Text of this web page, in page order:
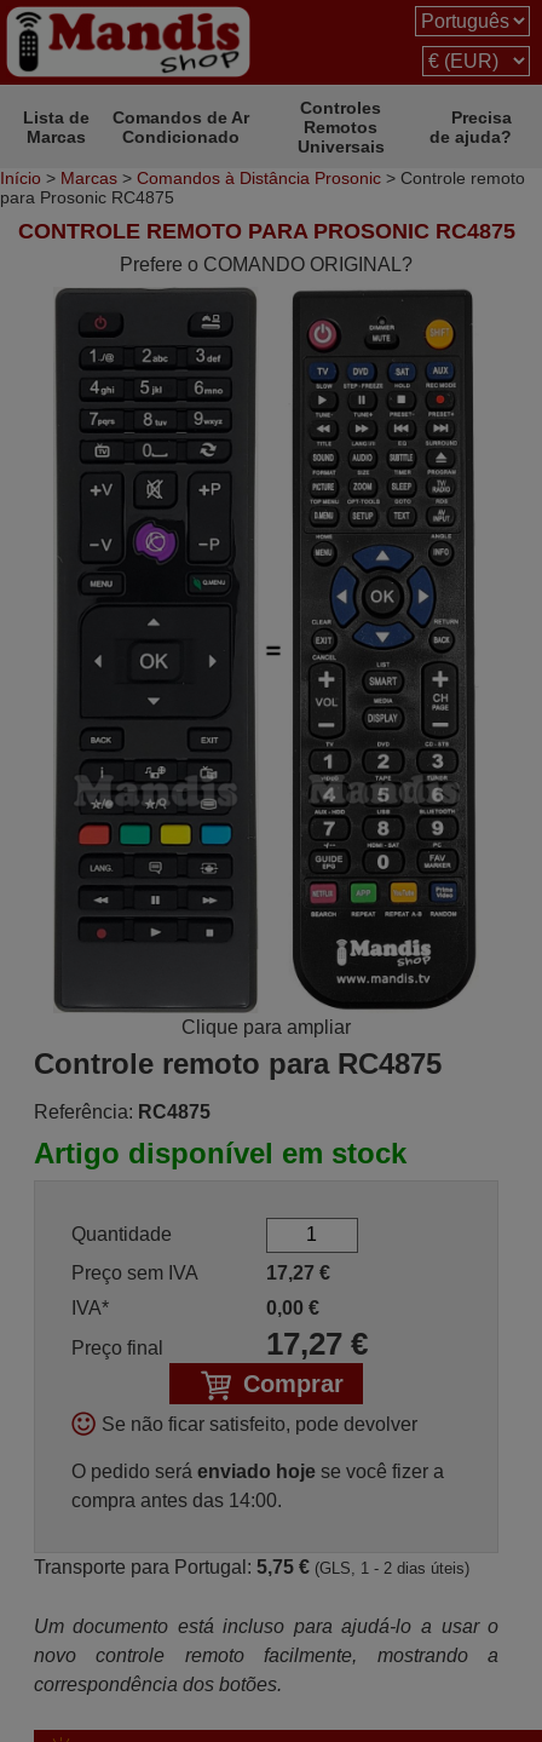
Lista de
Marcas
Comandos de Ar
Condicionado
Controles
Remotos
Universais
Precisa
de ajuda?
Início > Marcas > Comandos à Distância Prosonic > Controle remoto
para Prosonic RC4875
CONTROLE REMOTO PARA PROSONIC RC4875
Prefere o COMANDO ORIGINAL?
Clique para ampliar
Controle remoto para RC4875
Referência: RC4875
Artigo disponível em stock
Quantidade
Preço sem IVA
17,27 €
IVA*
0,00 €
Preço final
17,27€
Comprar
Se não ficar satisfeito, pode devolver
O pedido será enviado hojese você fizer a
compra antes das 14:00.
Transporte para Portugal: 5,75 € (GLS, 1 - 2 dias úteis)
Um documento está incluso para ajudá-lo a usar o
novo controle remoto facilmente, mostrando a
correspondência dos botões.